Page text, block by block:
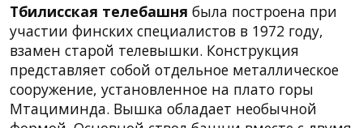
Тбилисская телебашня была построена при
участии финских специалистов в 1972 году,
взамен старой телевышки. Конструкция
представляет собой отдельное металлическое
сооружение, установленное на плато горы
Мтациминда. Вышка обладает необычной